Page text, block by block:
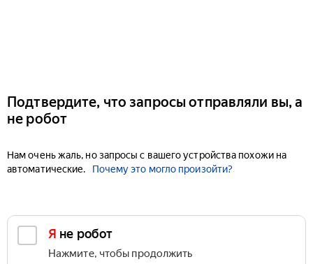
Подтвердите, что запросы отправляли вы, а
не робот
Нам очень жаль, но запросы с вашего устройства похожи на
автоматические.
Почему это могло произойти?
Я не робот
Нажмите, чтобы продолжить